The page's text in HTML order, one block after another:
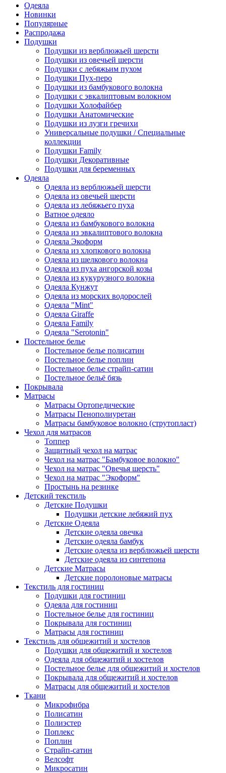
Одеяла
Новинки
Популярные
Распродажа
Подушки
Подушки из верблюжьей шерсти
Подушки из овечьей шерсти
Подушки с лебяжьим пухом
Подушки Пух-перо
Подушки из бамбукового волокна
Подушки с эвкалиптовым волокном
Подушки Холофайбер
Подушки Анатомические
Подушки из лузги гречихи
Универсальные подушки / Специальные
коллекции
Подушки Family
Подушки Декоративные
Подушки для беременных
Одеяла
Одеяла из верблюжьей шерсти
Одеяла из овечьей шерсти
Одеяла из лебяжьего пуха
Ватное одеяло
Одеяла из бамбукового волокна
Одеяла из эвкалиптового волокна
Одеяла Экоформ
Одеяла из хлопкового волокна
Одеяла из шелкового волокна
Одеяла из пуха ангорской козы
Одеяла из кукурузного волокна
Одеяла Кунжут
Одеяла из морских водорослей
Одеяла "Mint"
Одеяла Giraffe
Одеяла Family
Одеяла "Serotonin"
Постельное белье
Постельное белье полисатин
Постельное белье поплин
Постельное белье страйп-сатин
Постельное бельё бязь
Покрывала
Матрасы
Матрасы Ортопедические
Матрасы Пенополиуретан
Матрасы бамбуковое волокно (струтопласт)
Чехол для матрасов
Топпер
Защитный чехол на матрас
Чехол на матрас "Бамбуковое волокно"
Чехол на матрас "Овечья шерсть"
Чехол на матрас "Экоформ"
Простынь на резинке
Детский текстиль
Детские Подушки
Подушки детские лебяжий пух
Детские Одеяла
Детские одеяла овечка
Детские одеяла бамбук
Детские одеяла из верблюжьей шерсти
Детские одеяла из синтепона
Детские Матрасы
Детские поролоновые матрасы
Текстиль для гостиниц
Подушки для гостиниц
Одеяла для гостиниц
Постельное белье для гостиниц
Покрывала для гостиниц
Матрасы для гостиниц
Текстиль для общежитий и хостелов
Подушки для общежитий и хостелов
Одеяла для общежитий и хостелов
Постельное белье для общежитий и хостелов
Покрывала для общежитий и хостелов
Матрасы для общежитий и хостелов
Ткани
Микрофибра
Полисатин
Полиэстер
Поплекс
Поплин
Страйп-сатин
Велсофт
Микросатин